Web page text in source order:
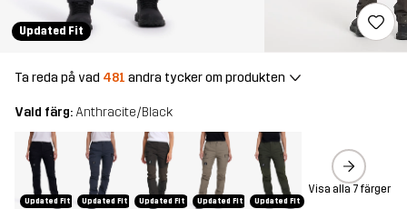
Updated Fit
Ta reda på vad 481 andra tycker om produkten
Vald färg: Anthracite/Black
Updated Fit Updated Fit Updated Fit Updated Fit Updated Fit
Visa alla 7 färger